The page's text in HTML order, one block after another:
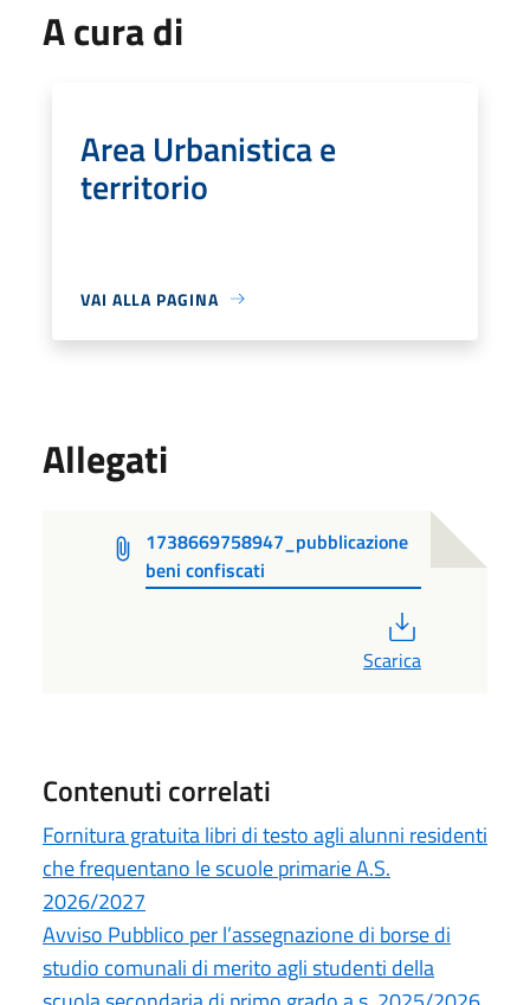
A cura di
Area Urbanistica e
territorio
VAI ALLA PAGINA
Allegati
1738669758947_pubblicazione
beni confiscati
Scarica
Contenuti correlati
Fornitura gratuita libri di testo agli alunni residenti
che frequentano le scuole primarie A.S.
2026/2027
Avviso Pubblico per l’assegnazione di borse di
studio comunali di merito agli studenti della